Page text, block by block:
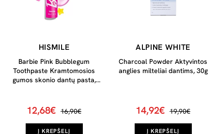
HISMILE
Barbie Pink Bubblegum
Toothpaste Kramtomosios
gumos skonio dantų pasta,
12,68€ 16,90€
Į KREPŠELĮ
ALPINE WHITE
Charcoal Powder Aktyvintos
anglies milteliai dantims, 30g
14,92€ 19,90€
Į KREPŠELĮ